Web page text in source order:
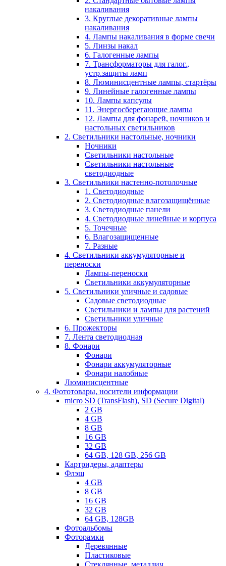
накаливания
3. Круглые декоративные лампы
накаливания
4. Лампы накаливания в форме свечи
5. Линзы накал
6. Галогенные лампы
7. Трансформаторы для галог.,
устр.защиты ламп
8. Люминисцентные лампы, стартёры
9. Линейные галогенные лампы
10. Лампы капсулы
11. Энергосберегающие лампы
12. Лампы для фонарей, ночников и
настольных светильников
2. Светильники настольные, ночники
Ночники
Светильники настольные
Светильники настольные
светодиодные
3. Светильники настенно-потолочные
1. Светодиодные
2. Светодиодные влагозащищённые
3. Светодиодные панели
4. Светодиодные линейные и корпуса
5. Точечные
6. Влагозащищенные
7. Разные
4. Светильники аккумуляторные и
переноски
Лампы-переноски
Светильники аккумуляторные
5. Светильники уличные и садовые
Садовые светодиодные
Светильники и лампы для растений
Светильники уличные
6. Прожекторы
7. Лента светодиодная
8. Фонари
Фонари
Фонари аккумуляторные
Фонари налобные
Люминисцентные
4. Фототовары, носители информации
micro SD (TransFlash), SD (Secure Digital)
2 GB
4 GB
8 GB
16 GB
32 GB
64 GB, 128 GB, 256 GB
Картридеры, адаптеры
Флэш
4 GB
8 GB
16 GB
32 GB
64 GB, 128GB
Фотоальбомы
Фоторамки
Деревянные
Пластиковые
Стеклянные, металлич.